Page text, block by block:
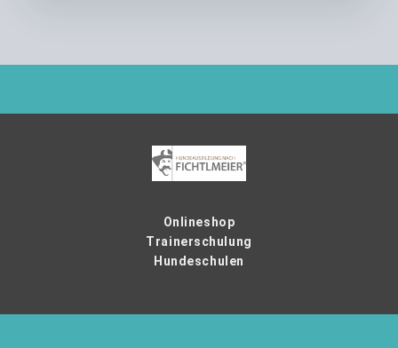
Onlineshop
Trainerschulung
Hundeschulen